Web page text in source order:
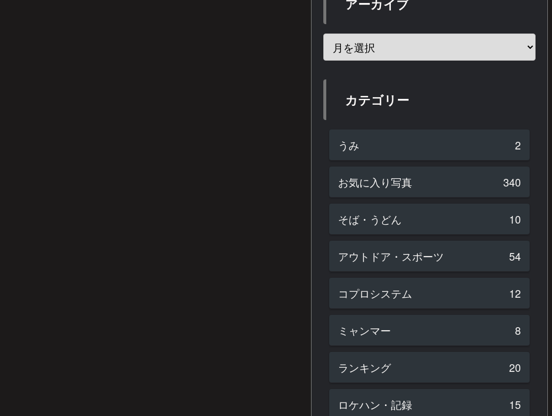
アーカイブ
カテゴリー
うみ 2
お気に入り写真 340
そば・うどん 10
アウトドア・スポーツ 54
コプロシステム 12
ミャンマー 8
ランキング 20
ロケハン・記録 15